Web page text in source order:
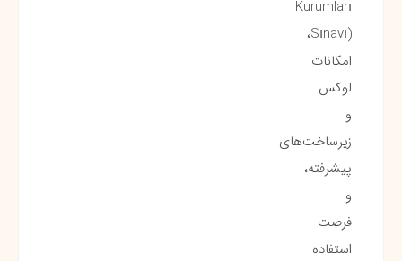
Kurumları
Sınavı)،
امکانات
لوکس
و
زیرساخت‌های
پیشرفته،
و
فرصت
استفاده